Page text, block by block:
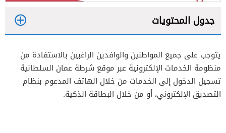
جدول المحتويات
2
يتوجب على جميع المواطنين والوافدين الراغبين بالاستفادة من
منظومة الخدمات الإلكترونية عبر موقع شرطة عمان السلطانية
تسجيل الدخول إلى الخدمات من خلال الهاتف المدعوم بنظام
التصديق الإلكتروني، أو من خلال البطاقة الذكية.